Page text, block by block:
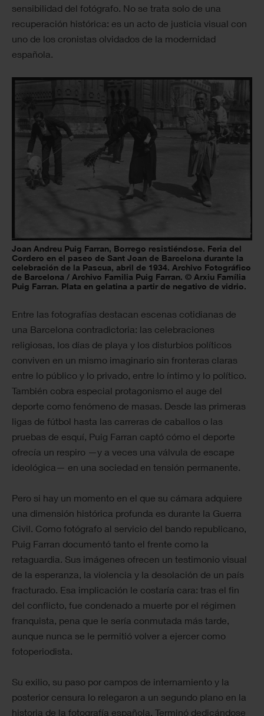
sensibilidad del fotógrafo. No se trata solo de una
recuperación histórica: es un acto de justicia visual con
uno de los cronistas olvidados de la modernidad
española.
Joan Andreu Puig Farran, Borrego resistiéndose. Feria del
Cordero en el paseo de Sant Joan de Barcelona durante la
celebración de la Pascua, abril de 1934. Archivo Fotográfico
de Barcelona / Archivo Familia Puig Farran. © Arxiu Família
Puig Farran. Plata en gelatina a partir de negativo de vidrio.
Entre las fotografías destacan escenas cotidianas de
una Barcelona contradictoria: las celebraciones
religiosas, los días de playa y los disturbios políticos
conviven en un mismo imaginario sin fronteras claras
entre lo público y lo privado, entre lo íntimo y lo político.
También cobra especial protagonismo el auge del
deporte como fenómeno de masas. Desde las primeras
ligas de fútbol hasta las carreras de caballos o las
pruebas de esquí, Puig Farran captó cómo el deporte
ofrecía un respiro —y a veces una válvula de escape
ideológica— en una sociedad en tensión permanente.
Pero si hay un momento en el que su cámara adquiere
una dimensión histórica profunda es durante la Guerra
Civil. Como fotógrafo al servicio del bando republicano,
Puig Farran documentó tanto el frente como la
retaguardia. Sus imágenes ofrecen un testimonio visual
de la esperanza, la violencia y la desolación de un país
fracturado. Esa implicación le costaría cara: tras el fin
del conflicto, fue condenado a muerte por el régimen
franquista, pena que le sería conmutada más tarde,
aunque nunca se le permitió volver a ejercer como
fotoperiodista.
Su exilio, su paso por campos de internamiento y la
posterior censura lo relegaron a un segundo plano en la
historia de la fotografía española. Terminó dedicándose